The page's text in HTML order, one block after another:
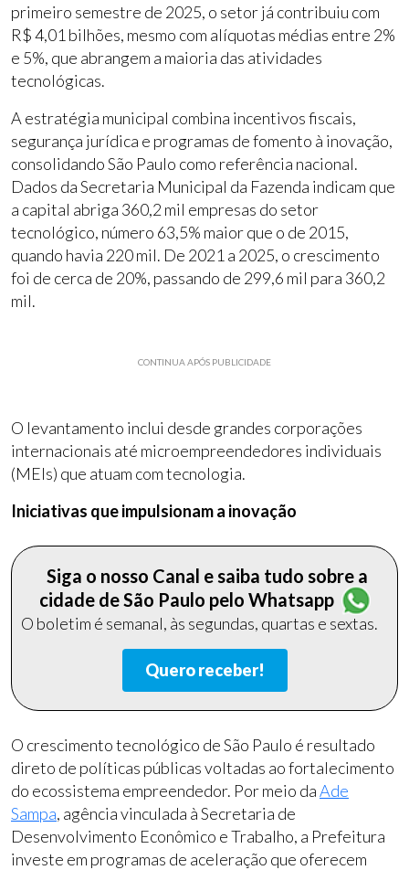
primeiro semestre de 2025, o setor já contribuiu com
R$ 4,01 bilhões, mesmo com alíquotas médias entre 2%
e 5%, que abrangem a maioria das atividades
tecnológicas.
A estratégia municipal combina incentivos fiscais,
segurança jurídica e programas de fomento à inovação,
consolidando São Paulo como referência nacional.
Dados da Secretaria Municipal da Fazenda indicam que
a capital abriga 360,2 mil empresas do setor
tecnológico, número 63,5% maior que o de 2015,
quando havia 220 mil. De 2021 a 2025, o crescimento
foi de cerca de 20%, passando de 299,6 mil para 360,2
mil.
CONTINUA APÓS PUBLICIDADE
O levantamento inclui desde grandes corporações
internacionais até microempreendedores individuais
(MEIs) que atuam com tecnologia.
Iniciativas que impulsionam a inovação
Siga o nosso Canal e saiba tudo sobre a
cidade de São Paulo pelo Whatsapp
O boletim é semanal, às segundas, quartas e sextas.
Quero receber!
O crescimento tecnológico de São Paulo é resultado
direto de políticas públicas voltadas ao fortalecimento
do ecossistema empreendedor. Por meio daAde
Sampa, agência vinculada à Secretaria de
Desenvolvimento Econômico e Trabalho, a Prefeitura
investe em programas de aceleração que oferecem